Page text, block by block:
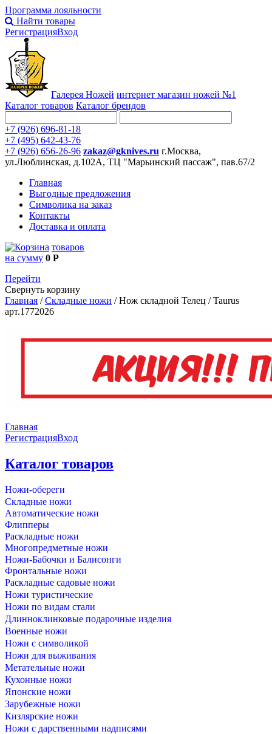
Программа лояльности
Найти товары
РегистрацияВход
Галерея Ножей интернет магазин ножей №1
Каталог товаров Каталог брендов
+7 (926) 696-81-18
+7 (495) 642-43-76
+7 (926) 656-26-96 zakaz@gknives.ru г.Москва,
ул.Люблинская, д.102А, ТЦ "Марьинский пассаж", пав.67/2
Главная
Выгодные предложения
Символика на заказ
Контакты
Доставка и оплата
товаров
на сумму 0 Р
Перейти
Свернуть корзину
Главная /Складные ножи /Нож складной Телец / Taurus
арт.1772026
Главная
РегистрацияВход
Каталог товаров
Ножи-обереги
Складные ножи
Автоматические ножи
Флипперы
Раскладные ножи
Многопредметные ножи
Ножи-Бабочки и Балисонги
Фронтальные ножи
Раскладные садовые ножи
Ножи туристические
Ножи по видам стали
Длинноклинковые подарочные изделия
Военные ножи
Ножи с символикой
Ножи для выживания
Метательные ножи
Кухонные ножи
Японские ножи
Зарубежные ножи
Кизлярские ножи
Ножи с дарственными надписями